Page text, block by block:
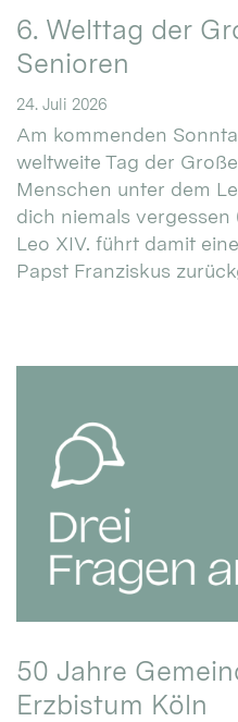
6. Welttag der
Senioren
24. Juli 2026
Am kommenden
weltweite Tag der
Menschen unter dem
dich niemals vergessen
Leo XIV. führt damit
Papst Franziskus
50 Jahre
Erzbistum Köln